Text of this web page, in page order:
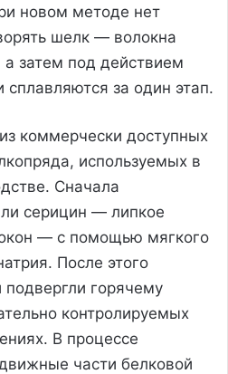
новом методе нет
шелк — волокна
затем под действием
сплавляются за один этап.
коммерчески доступных
используемых в
Сначала
серицин — липкое
— с помощью мягкого
После этого
горячему
контролируемых
В процессе
части белковой